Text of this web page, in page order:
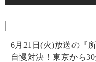
6月21日(火)放送の『
自慢対決！東京から